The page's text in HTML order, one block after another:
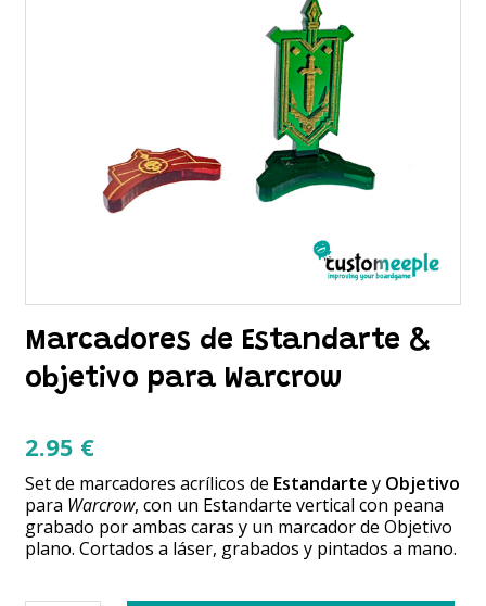
Marcadores de Estandarte &
objetivo para Warcrow
2.95 €
Set de marcadores acrílicos de Estandarte y Objetivo
para Warcrow, con un Estandarte vertical con peana
grabado por ambas caras y un marcador de Objetivo
plano. Cortados a láser, grabados y pintados a mano.